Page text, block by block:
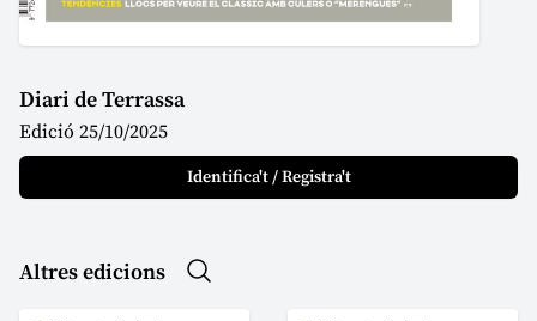
Diari de Terrassa
Edició 25/10/2025
Identifica't / Registra't
Altres edicions